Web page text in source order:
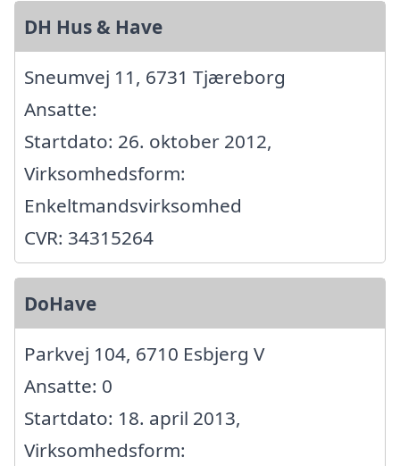
DH Hus & Have
Sneumvej 11, 6731 Tjæreborg
Ansatte:
Startdato: 26. oktober 2012,
Virksomhedsform:
Enkeltmandsvirksomhed
CVR: 34315264
DoHave
Parkvej 104, 6710 Esbjerg V
Ansatte: 0
Startdato: 18. april 2013,
Virksomhedsform: